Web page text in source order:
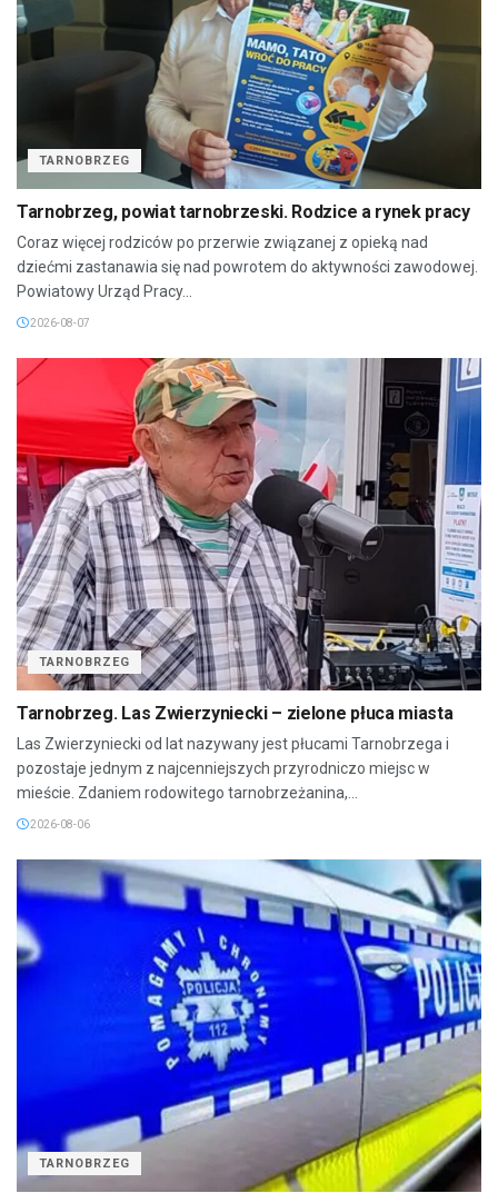
TARNOBRZEG
Tarnobrzeg, powiat tarnobrzeski. Rodzice a rynek pracy
Coraz więcej rodziców po przerwie związanej z opieką nad
dziećmi zastanawia się nad powrotem do aktywności zawodowej.
Powiatowy Urząd Pracy...
2026-08-07
TARNOBRZEG
Tarnobrzeg. Las Zwierzyniecki – zielone płuca miasta
Las Zwierzyniecki od lat nazywany jest płucami Tarnobrzega i
pozostaje jednym z najcenniejszych przyrodniczo miejsc w
mieście. Zdaniem rodowitego tarnobrzeżanina,...
2026-08-06
TARNOBRZEG